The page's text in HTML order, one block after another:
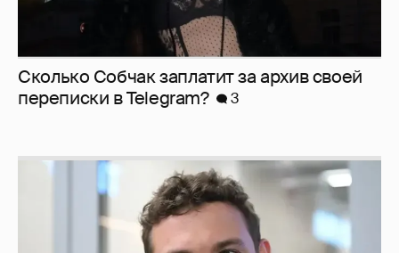
Сколько Собчак заплатит за архив своей
перeписки в Telegram?
3